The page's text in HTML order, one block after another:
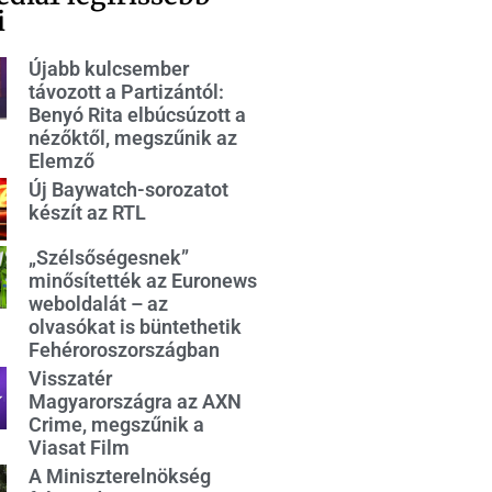
Újabb kulcsember
távozott a Partizántól:
Benyó Rita elbúcsúzott a
nézőktől, megszűnik az
Elemző
Új Baywatch-sorozatot
készít az RTL
„Szélsőségesnek”
minősítették az Euronews
weboldalát – az
olvasókat is büntethetik
Fehéroroszországban
Visszatér
Magyarországra az AXN
Crime, megszűnik a
Viasat Film
A Miniszterelnökség